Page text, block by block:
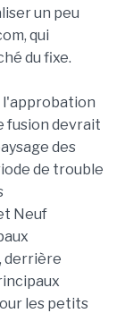
un peu
qui
du fixe.
l'approbation
fusion devrait
des
de trouble
Neuf
derrière
les petits